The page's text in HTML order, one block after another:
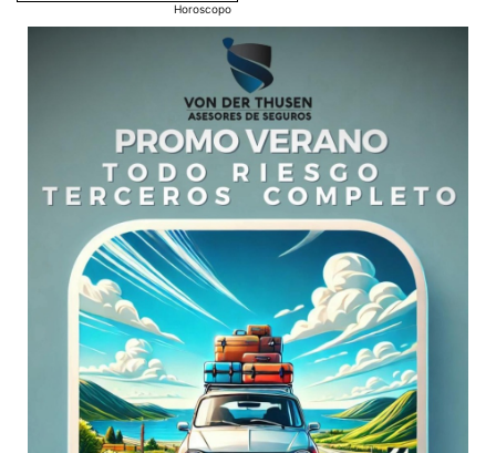
Horoscopo